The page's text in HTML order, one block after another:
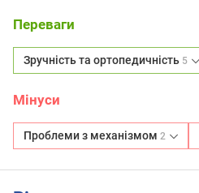
Переваги
Зручність та ортопедичність 5
Мінуси
Проблеми з механізмом 2